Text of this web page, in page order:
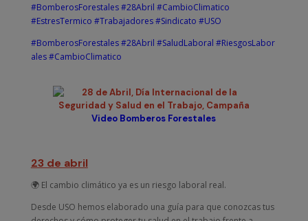
#BomberosForestales#28Abril #CambioClimatico
#EstresTermico #Trabajadores#Sindicato #USO
#BomberosForestales#28Abril #SaludLaboral #RiesgosLabor
ales#CambioClimatico
Video Bomberos Forestales
23 de abril
🌍 El cambio climático ya es un riesgo laboral real.
Desde USO hemos elaborado una guía para que conozcas tus